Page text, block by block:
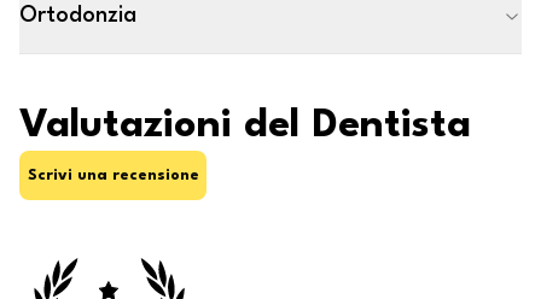
Ortodonzia
Valutazioni del Dentista
Scrivi una recensione